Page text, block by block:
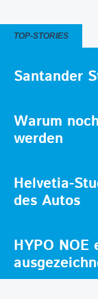
TOP-STORIES
Santander
Warum
werden
Helvetia-
des Autos
HYPO